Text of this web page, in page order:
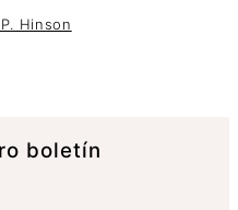
Hinson
boletín